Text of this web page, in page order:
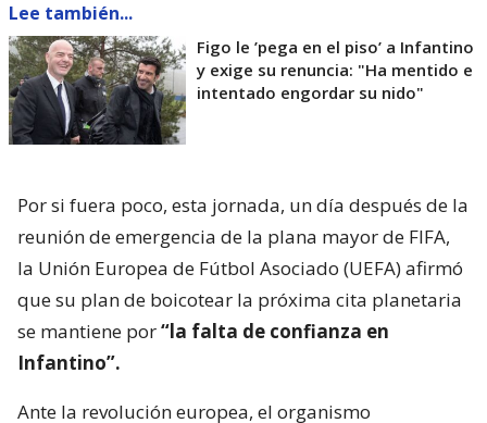
Lee también...
Figo le ’pega en el piso’ a Infantino
y exige su renuncia: "Ha mentido e
intentado engordar su nido"
Por si fuera poco, esta jornada, un día después de la
reunión de emergencia de la plana mayor de FIFA,
la Unión Europea de Fútbol Asociado (UEFA) afirmó
que su plan de boicotear la próxima cita planetaria
se mantiene por“la falta de confianza en
Infantino”.
Ante la revolución europea, el organismo